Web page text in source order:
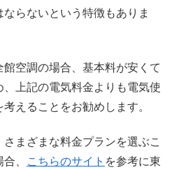
らないという特徴もありま
空調の場合、基本料が安くて
上記の電気料金よりも電気使
えることをお勧めします。
まざまな料金プランを選ぶこ
、
こちらのサイト を参考に東